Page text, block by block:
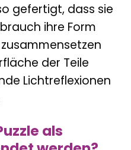
gefertigt, dass sie
ihre Form
der Teile
Lichtreflexionen
als